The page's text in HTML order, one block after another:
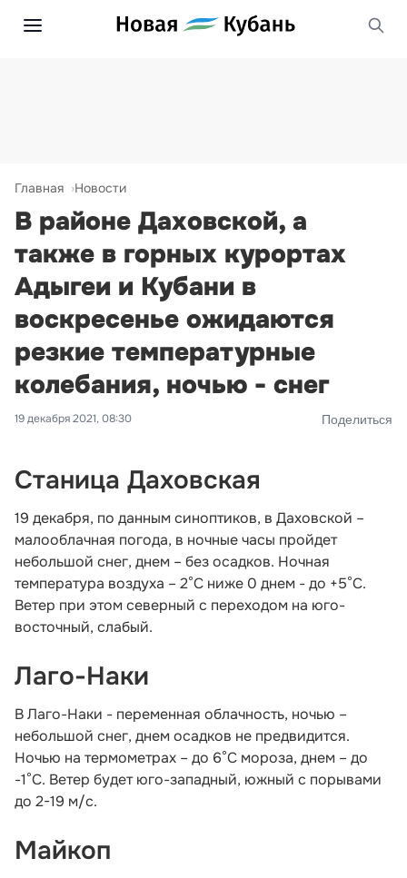
Главная Новости
В районе Даховской, а
также в горных курортах
Адыгеи и Кубани в
воскресенье ожидаются
резкие температурные
колебания, ночью - снег
19 декабря 2021, 08:30 Поделиться
Станица Даховская
19 декабря, по данным синоптиков, в Даховской –
малооблачная погода, в ночные часы пройдет
небольшой снег, днем – без осадков. Ночная
температура воздуха – 2°С ниже 0 днем - до +5°С.
Ветер при этом северный с переходом на юго-
восточный, слабый.
Лаго-Наки
В Лаго-Наки - переменная облачность, ночью –
небольшой снег, днем осадков не предвидится.
Ночью на термометрах – до 6°С мороза, днем – до
-1°С. Ветер будет юго-западный, южный с порывами
до 2-19 м/с.
Майкоп